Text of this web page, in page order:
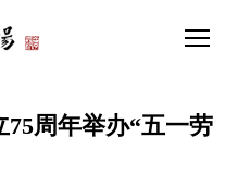
周年举办“五一劳